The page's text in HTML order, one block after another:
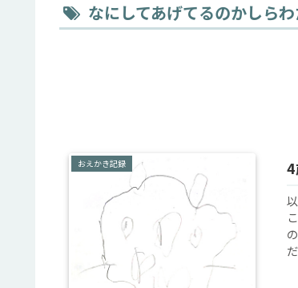
なにしてあげてるのかしら
おえかき記録